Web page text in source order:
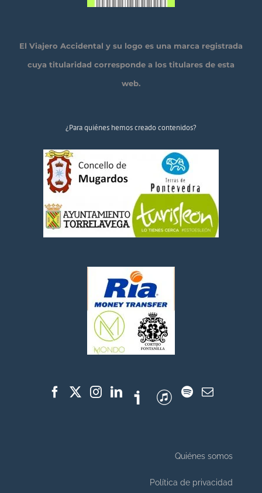
El Viajero Accidental y su logo es una marca registrada
cuya titularidad corresponde a los titulares de esta
web.
¿Para quiénes hemos creado contenidos?
Quiénes somos
Política de privacidad